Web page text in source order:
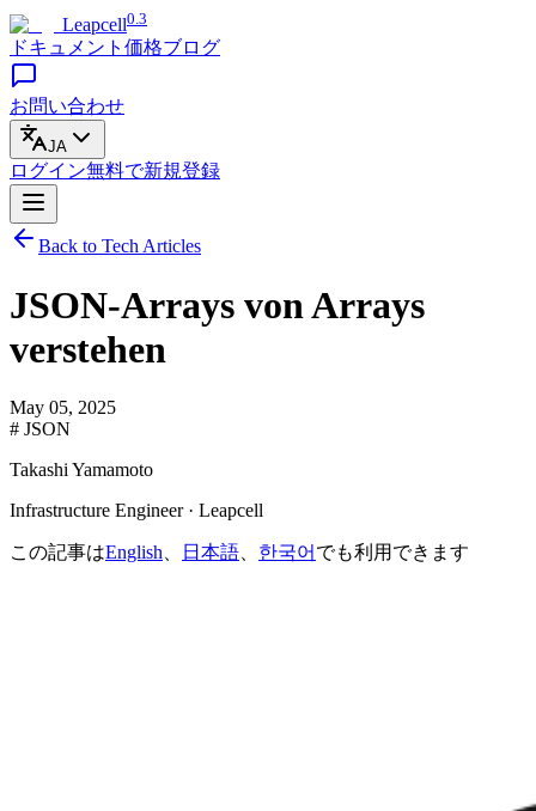
Leapcell0.3
ドキュメント 価格ブログ
お問い合わせ
JA
ログイン無料で新規登録
Back to Tech Articles
JSON-Arrays von Arrays
verstehen
May 05, 2025
# JSON
Takashi Yamamoto
Infrastructure Engineer · Leapcell
この記事はEnglish 日本語 한국어 でも利用できます